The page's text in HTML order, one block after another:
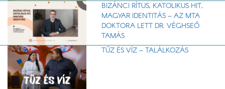
BIZÁNCI RÍTUS, KATOLIKUS HIT,
MAGYAR IDENTITÁS – AZ MTA
DOKTORA LETT DR. VÉGHSEŐ
TAMÁS
TŰZ ÉS VÍZ – TALÁLKOZÁS